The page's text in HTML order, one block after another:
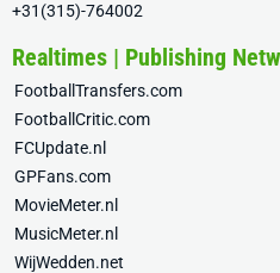
+31(315)-764002
Realtimes | Publishing
FootballTransfers.com
FootballCritic.com
FCUpdate.nl
GPFans.com
MovieMeter.nl
MusicMeter.nl
WijWedden.net